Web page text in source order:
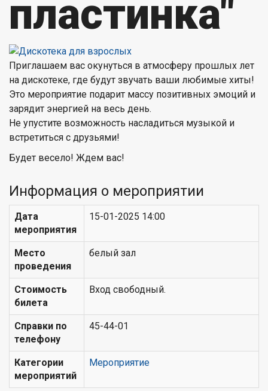
пластинка"
Приглашаем вас окунуться в атмосферу прошлых лет
на дискотеке, где будут звучать ваши любимые хиты!
Это мероприятие подарит массу позитивных эмоций и
зарядит энергией на весь день.
Не упустите возможность насладиться музыкой и
встретиться с друзьями!
Будет весело! Ждем вас!
Информация о мероприятии
Дата
мероприятия
15-01-2025 14:00
Место
проведения
белый зал
Стоимость
билета
Вход свободный.
Справки по
телефону
45-44-01
Категории
мероприятий
Мероприятие